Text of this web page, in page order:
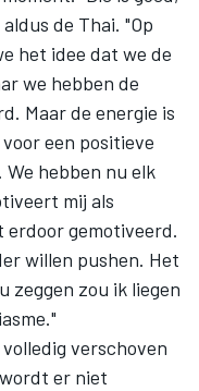
de Thai. "Op
het idee dat we de
we hebben de
Maar de energie is
een positieve
hebben nu elk
mij als
erdoor gemotiveerd.
willen pushen. Het
zeggen zou ik liegen
verschoven
er niet